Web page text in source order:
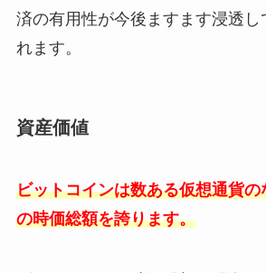
済の有用性が今後ますます浸透し
れます。
資産価値
ビットコインは数ある仮想通貨
の時価総額を誇ります。